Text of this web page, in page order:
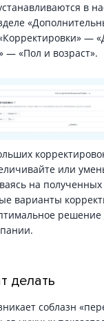
в
—
— «Пол и возраст».
или
на полученных
варианты
решение
делать
соблазн